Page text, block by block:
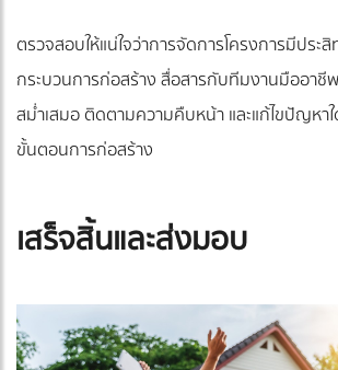
ตรวจสอบให้แน่ใจว่าการจัดการโครงการมีประ
กระบวนการก่อสร้าง สื่อสารกับทีมงานมืออา
สม่ำเสมอ ติดตามความคืบหน้า และแก้ไขปัญหา
ขั้นตอนการก่อสร้าง
เสร็จสิ้นและส่งมอบ